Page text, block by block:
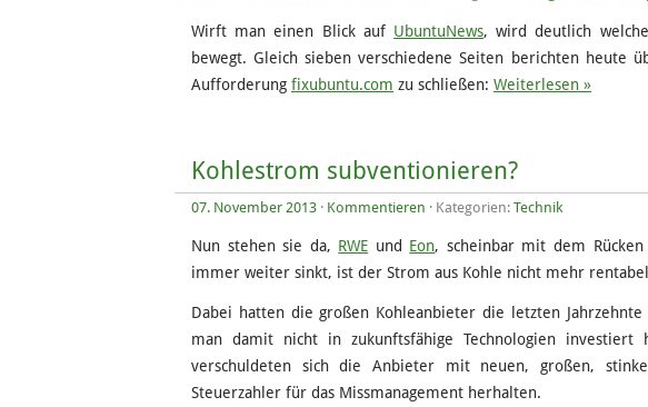
Wirft man einen Blick auf UbuntuNews, wird deutlich
bewegt. Gleich sieben verschiedene Seiten berichten heute
Aufforderung fixubuntu.com zu schließen: Weiterlesen »
Kohlestrom subventionieren?
07. November 2013 · Kommentieren · Kategorien: Technik
Nun stehen sie da, RWE und Eon, scheinbar mit dem
immer weiter sinkt, ist der Strom aus Kohle nicht mehr
Dabei hatten die großen Kohleanbieter die letzten
man damit nicht in zukunftsfähige Technologien investiert
verschuldeten sich die Anbieter mit neuen, großen,
Steuerzahler für das Missmanagement herhalten.